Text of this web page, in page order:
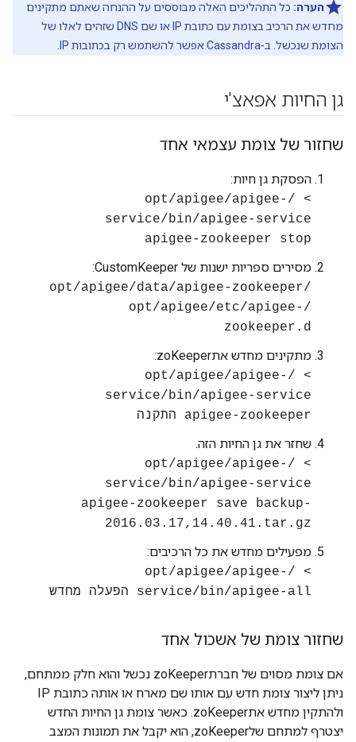
הערה: כל התהליכים האלה מבוססים על ההנחה שאתם מתקינים
מחדש את הרכיב בצומת עם כתובת IP או שם DNS שזהים לאלו של
הצומת שנכשל. ב-Cassandra אפשר להשתמש רק בכתובות IP.
גן החיות אפאצ'י
שחזור של צומת עצמאי אחד
הפסקת גן חיות:
> /opt/apigee/apigee-
service/bin/apigee-service
apigee-zookeeper stop
מסירים ספריות ישנות של CustomKeeper:
/opt/apigee/data/apigee-zookeeper
/opt/apigee/etc/apigee-
zookeeper.d
מתקינים מחדש אתzoKeeper:
> /opt/apigee/apigee-
service/bin/apigee-service
apigee-zookeeper התקנה
שחזר את גן החיות הזה.
> /opt/apigee/apigee-
service/bin/apigee-service
apigee-zookeeper save backup-
2016.03.17,14.40.41.tar.gz
מפעילים מחדש את כל הרכיבים:
> /opt/apigee/apigee-
service/bin/apigee-all הפעלה מחדש
שחזור צומת של אשכול אחד
אם צומת מסוים של חברתzoKeeper נכשל והוא חלק ממתחם,
ניתן ליצור צומת חדש עם אותו שם מארח או אותה כתובת IP
ולהתקין מחדש אתzoKeeper. כאשר צומת גן החיות החדש
יצטרף למתחם שלzoKeeper, הוא יקבל את תמונות המצב